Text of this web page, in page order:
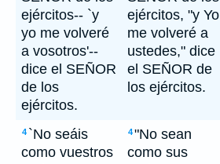
ejércitos-- `y
yo me volveré
a vosotros'--
dice el SEÑOR
de los
ejércitos.
ejércitos, "y Yo
me volveré a
ustedes," dice
el SEÑOR de
los ejércitos.
4 `No seáis
como vuestros
4"No sean
como sus